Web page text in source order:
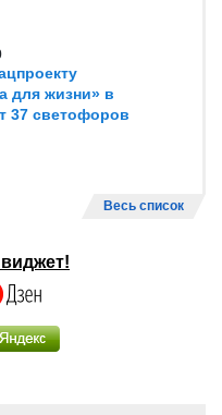
для жизни» в
37 светофоров
Весь список